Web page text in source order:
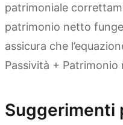
patrimoniale
patrimonio netto
assicura che
Passività +
Suggerimenti